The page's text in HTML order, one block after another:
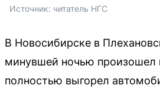
Источник: читатель НГС
В Новосибирске в
минувшей ночью
полностью выгорел